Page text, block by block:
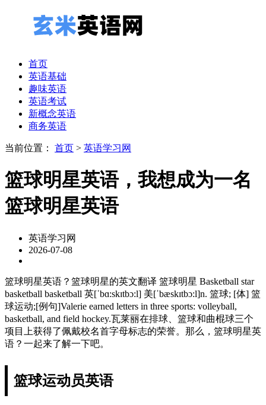
首页
英语基础
趣味英语
英语考试
新概念英语
商务英语
当前位置： 首页 > 英语学习网
篮球明星英语，我想成为一名
篮球明星英语
英语学习网
2026-07-08
篮球明星英语？篮球明星的英文翻译 篮球明星 Basketball star
basketball basketball 英[ˈbɑ:skɪtbɔ:l] 美[ˈbæskɪtbɔ:l]n. 篮球; [体] 篮
球运动;[例句]Valerie earned letters in three sports: volleyball,
basketball, and field hockey.瓦莱丽在排球、篮球和曲棍球三个
项目上获得了佩戴校名首字母标志的荣誉。那么，篮球明星英
语？一起来了解一下吧。
篮球运动员英语